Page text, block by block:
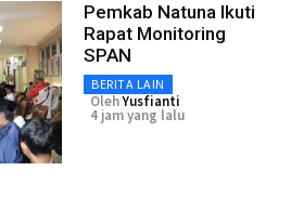
Pemkab Natuna Ikuti
Rapat Monitoring
SPAN
BERITA LAIN
OlehYusfianti
4 jam yang lalu